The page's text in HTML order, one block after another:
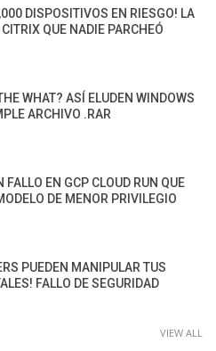
DISPOSITIVOS EN RIESGO! LA
QUE NADIE PARCHEÓ
WHAT? ASÍ ELUDEN WINDOWS
ARCHIVO .RAR
FALLO EN GCP CLOUD RUN QUE
DE MENOR PRIVILEGIO
PUEDEN MANIPULAR TUS
FALLO DE SEGURIDAD
VIEW ALL